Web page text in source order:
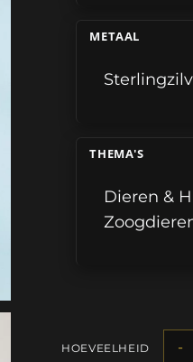
METAAL
THEMA'S
Dieren &
HOEVEELHEID -